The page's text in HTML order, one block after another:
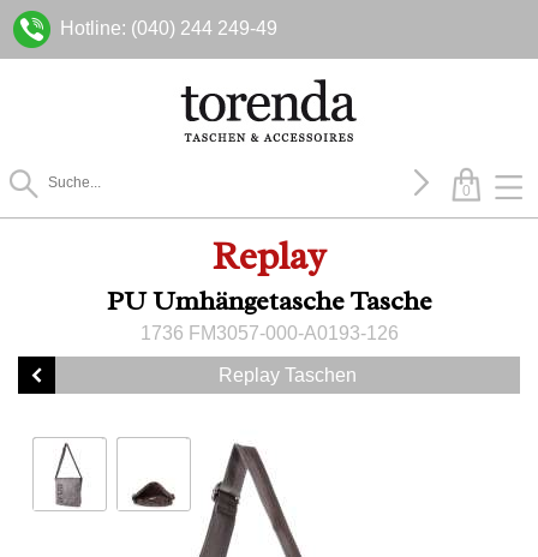
Hotline: (040) 244 249-49
0
Replay
PU Umhängetasche Tasche
1736 FM3057-000-A0193-126
Replay Taschen